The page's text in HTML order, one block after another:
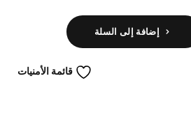
إضافة إلى السلة
قائمة الأمنيات